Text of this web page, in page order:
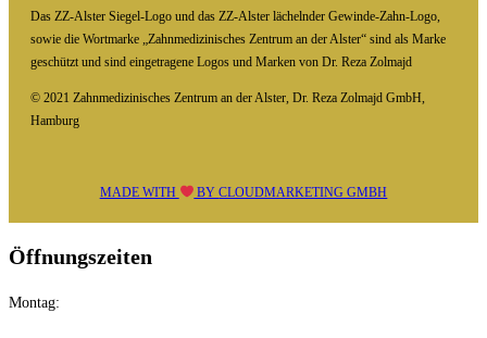
Das ZZ-Alster Siegel-Logo und das ZZ-Alster lächelnder Gewinde-Zahn-Logo,
sowie die Wortmarke „Zahnmedizinisches Zentrum an der Alster“ sind als Marke
geschützt und sind eingetragene Logos und Marken von Dr. Reza Zolmajd
© 2021 Zahnmedizinisches Zentrum an der Alster, Dr. Reza Zolmajd GmbH,
Hamburg
MADE WITH BYCLOUDMARKETING GMBH
Öffnungszeiten
Montag: